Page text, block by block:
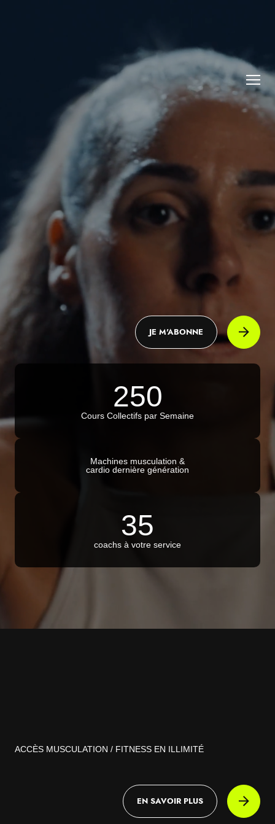
JE M'ABONNE
250
Cours Collectifs par Semaine
Machines musculation &
cardio dernière génération
35
coachs à votre service
ACCÈS MUSCULATION / FITNESS EN ILLIMITÉ
EN SAVOIR PLUS